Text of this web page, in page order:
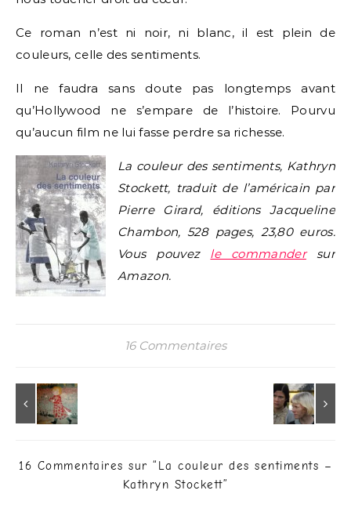
Ce roman n’est ni noir, ni blanc, il est plein de
couleurs, celle des sentiments.
Il ne faudra sans doute pas longtemps avant
qu’Hollywood ne s’empare de l’histoire. Pourvu
qu’aucun film ne lui fasse perdre sa richesse.
La couleur des sentiments, Kathryn
Stockett, traduit de l’américain par
Pierre Girard, éditions Jacqueline
Chambon, 528 pages, 23,80 euros.
Vous pouvez
le commandersur
Amazon.
16 Commentaires
16 Commentaires sur “ La couleur des sentiments –
Kathryn Stockett”